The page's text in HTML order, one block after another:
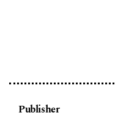
Publisher